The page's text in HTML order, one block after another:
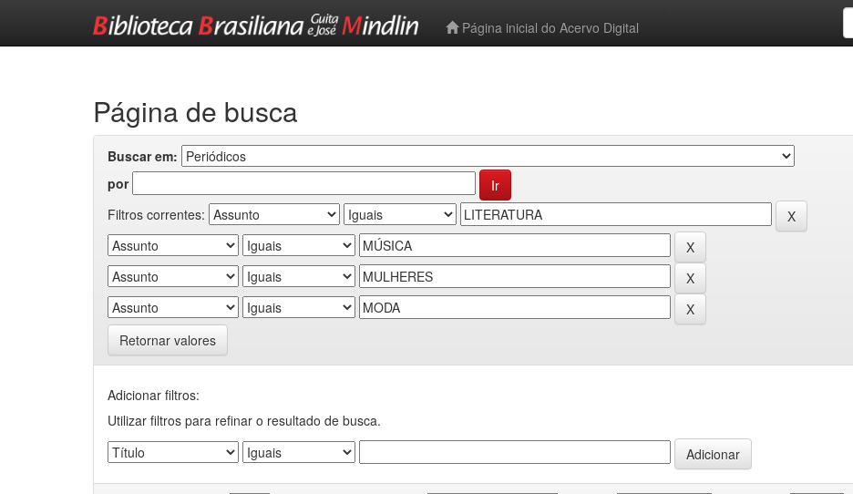
Página inicial do Acervo Digital
Página de busca
Buscar em:
por
Filtros correntes:
Retornar valores
Adicionar filtros:
Utilizar filtros para refinar o resultado de busca.